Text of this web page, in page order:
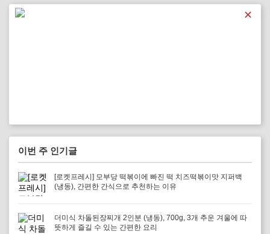
✕
이번 주 인기글
[로켓프레시] 모부당 떡볶이에 빠진 떡 치즈떡볶이맛 지퍼백
(냉동), 간편한 간식으로 추천하는 이유
더미식 차돌된장찌개 2인분 (냉동), 700g, 3개 추운 겨울에 따
뜻하게 즐길 수 있는 간편한 요리